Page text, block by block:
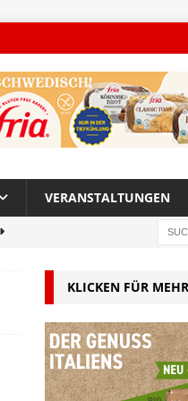
VERANSTALTUNGEN
KLICKEN FÜR